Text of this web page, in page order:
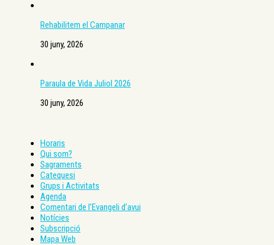
Rehabilitem el Campanar
30 juny, 2026
Paraula de Vida Juliol 2026
30 juny, 2026
Horaris
Qui som?
Sagraments
Catequesi
Grups i Activitats
Agenda
Comentari de l’Evangeli d’avui
Notícies
Subscripció
Mapa Web